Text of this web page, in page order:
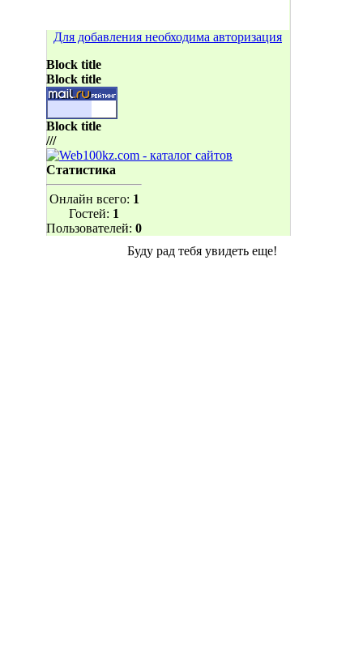
Для добавления необходима авторизация
Block title
Block title
Block title
///
Статистика
Онлайн всего: 1
Гостей: 1
Пользователей: 0
Буду рад тебя увидеть еще!